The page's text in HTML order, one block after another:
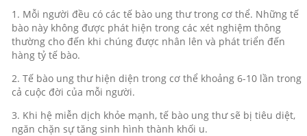
1. Mỗi người đều có các tế bào ung thư trong cơ thể. Những tế
bào này không được phát hiện trong các xét nghiệm thông
thường cho đến khi chúng được nhân lên và phát triển đến
hàng tỷ tế bào.
2. Tế bào ung thư hiện diện trong cơ thể khoảng 6-10 lần trong
cả cuộc đời của mỗi người.
3. Khi hệ miễn dịch khỏe mạnh, tế bào ung thư sẽ bị tiêu diệt,
ngăn chặn sự tăng sinh hình thành khối u.